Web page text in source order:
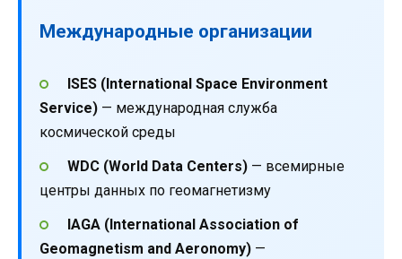
Международные организации
ISES (International Space Environment
Service) — международная служба
космической среды
WDC (World Data Centers)— всемирные
центры данных по геомагнетизму
IAGA (International Association of
Geomagnetism and Aeronomy) —